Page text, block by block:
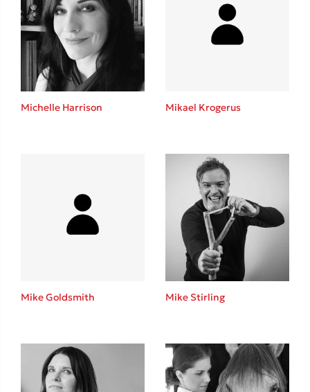
Mel Robbins
Η μέθοδος Αφήστε τους
Δημοφιλείς Συγγραφείς
El Sombrero
Sebastian Fitzek
Freida McFadden
Κατρίνα Τσάνταλη
Michelle Harrison Mikael Krogerus
Mike Goldsmith Mike Stirling